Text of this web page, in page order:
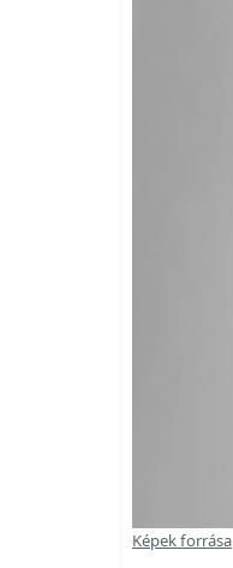
Képek forrása